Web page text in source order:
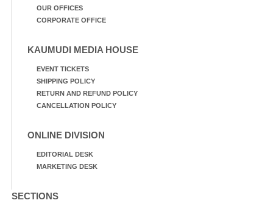
OUR OFFICES
CORPORATE OFFICE
KAUMUDI MEDIA HOUSE
EVENT TICKETS
SHIPPING POLICY
RETURN AND REFUND POLICY
CANCELLATION POLICY
ONLINE DIVISION
EDITORIAL DESK
MARKETING DESK
SECTIONS